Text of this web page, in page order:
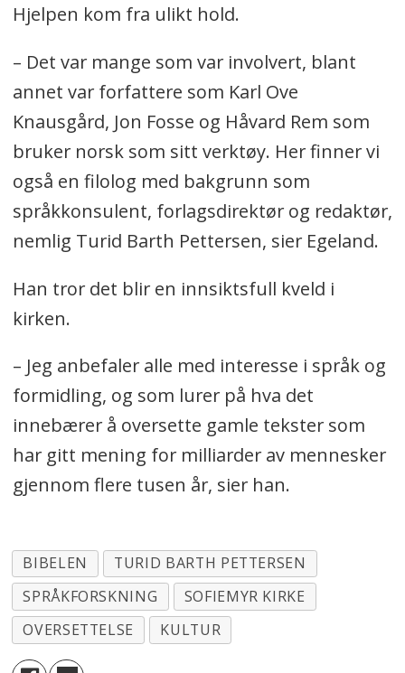
Hjelpen kom fra ulikt hold.
– Det var mange som var involvert, blant
annet var forfattere som Karl Ove
Knausgård, Jon Fosse og Håvard Rem som
bruker norsk som sitt verktøy. Her finner vi
også en filolog med bakgrunn som
språkkonsulent, forlagsdirektør og redaktør,
nemlig Turid Barth Pettersen, sier Egeland.
Han tror det blir en innsiktsfull kveld i
kirken.
– Jeg anbefaler alle med interesse i språk og
formidling, og som lurer på hva det
innebærer å oversette gamle tekster som
har gitt mening for milliarder av mennesker
gjennom flere tusen år, sier han.
BIBELEN
TURID BARTH PETTERSEN
SPRÅKFORSKNING
SOFIEMYR KIRKE
OVERSETTELSE
KULTUR